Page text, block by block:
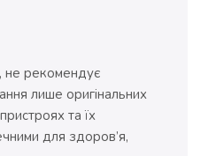
не рекомендує
лише оригінальних
та їх
для здоров’я,